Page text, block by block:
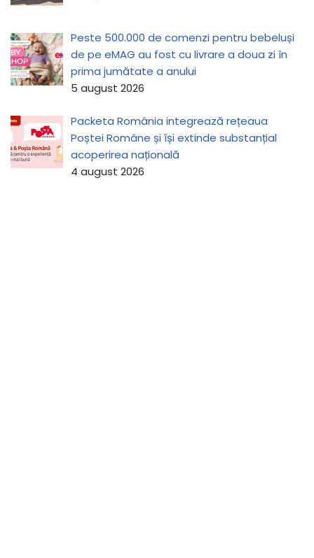
Peste 500.000 de comenzi pentru bebeluși
de pe eMAG au fost cu livrare a doua zi în
prima jumătate a anului
5 august 2026
Packeta România integrează rețeaua
Poștei Române și își extinde substanțial
acoperirea națională
4 august 2026